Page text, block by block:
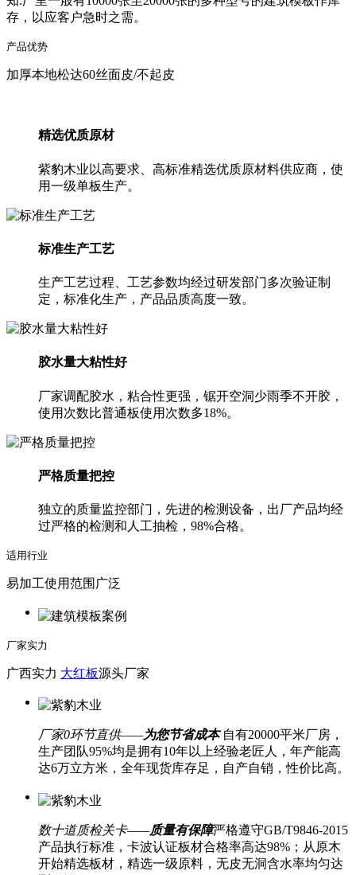
存，以应客户急时之需。
产品优势
加厚本地松达60丝面皮/不起皮
精选优质原材
紫豹木业以高要求、高标准精选优质原材料供应商，使
用一级单板生产。
标准生产工艺
生产工艺过程、工艺参数均经过研发部门多次验证制
定，标准化生产，产品品质高度一致。
胶水量大粘性好
厂家调配胶水，粘合性更强，锯开空洞少雨季不开胶，
使用次数比普通板使用次数多18%。
严格质量把控
独立的质量监控部门，先进的检测设备，出厂产品均经
过严格的检测和人工抽检，98%合格。
适用行业
易加工使用范围广泛
厂家实力
广西实力 大红板源头厂家
厂家0环节直供——为您节省成本 自有20000平米厂房，
生产团队95%均是拥有10年以上经验老匠人，年产能高
达6万立方米，全年现货库存足，自产自销，性价比高。
数十道质检关卡——质量有保障严格遵守GB/T9846-2015
产品执行标准，卡波认证板材合格率高达98%；从原木
开始精选板材，精选一级原料，无皮无洞含水率均匀达